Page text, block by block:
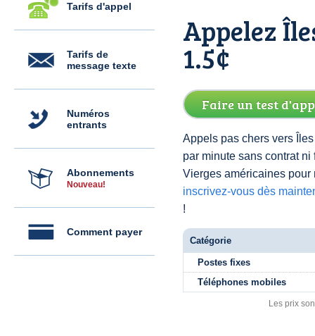
Tarifs d'appel
Tarifs de
message texte
Numéros
entrants
Abonnements
Nouveau!
Comment payer
Appelez
1.5¢
Faire un test
Appels pas chers vers
par minute sans contrat
Vierges américaines
inscrivez-vous dès
!
Catégorie
Postes fixes
Téléphones mobiles
Les prix